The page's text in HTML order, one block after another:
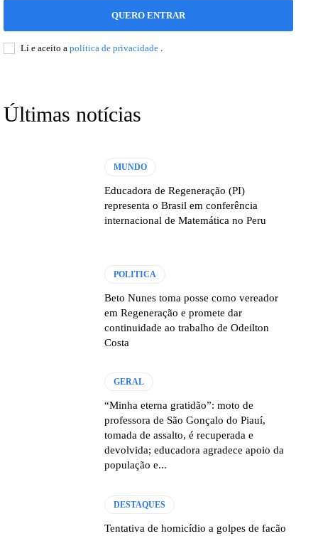
QUERO ENTRAR
Lí e aceito a política de privacidade
Últimas notícias
MUNDO
Educadora de Regeneração (PI)
representa o Brasil em conferência
internacional de Matemática no Peru
POLITICA
Beto Nunes toma posse como vereador
em Regeneração e promete dar
continuidade ao trabalho de Odeilton
Costa
GERAL
“Minha eterna gratidão”: moto de
professora de São Gonçalo do Piauí,
tomada de assalto, é recuperada e
devolvida; educadora agradece apoio da
população e...
DESTAQUES
Tentativa de homicídio a golpes de facão